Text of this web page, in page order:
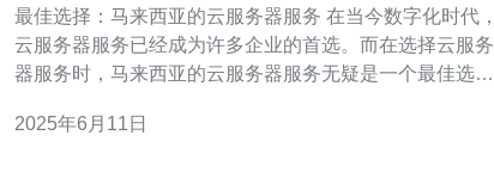
最佳选择：马来西亚的云服务器服务 在当今数字化时代，
云服务器服务已经成为许多企业的首选。而在选择云服务
器服务时，马来西亚的云服务器服务无疑是一个最佳选
和特点。 相比于其他国家的云服务器服务，马来西亚的云
2025年6月11日